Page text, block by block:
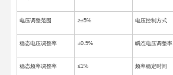
电压调整范围 ≥±5% 电压控制方式
稳态电压调整率 ±0.5% 瞬态电压调整率
稳态频率调整率 ≤1% 频率稳定时间